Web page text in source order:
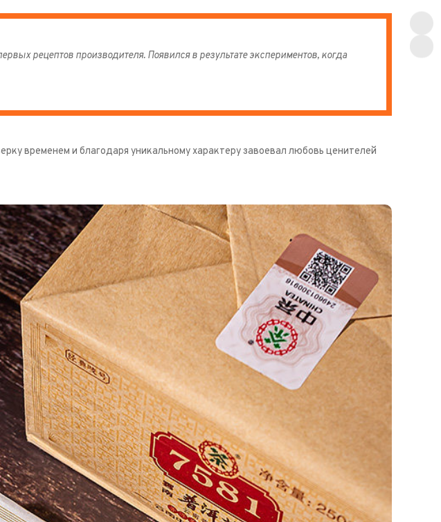
рецептов производителя. Появился в результате экспериментов, когда
временем и благодаря уникальному характеру завоевал любовь ценителей